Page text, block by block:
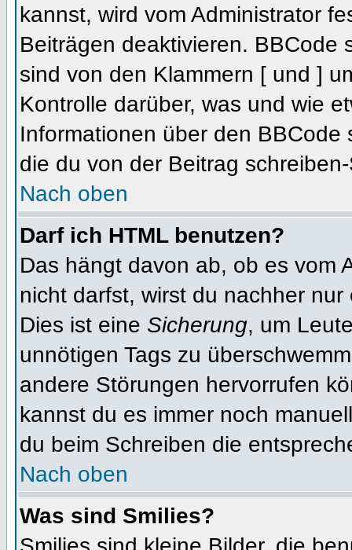
kannst, wird vom Administrator
Beiträgen deaktivieren. BBCode
sind von den Klammern [ und ]
Kontrolle darüber, was und wie
Informationen über den
die du von der Beitrag
Nach oben
Darf ich HTML benutzen?
Das hängt davon ab, ob es vom
nicht darfst, wirst du nachher
Dies ist eine Sicherung, um
unnötigen Tags zu
andere Störungen hervorrufen
kannst du es immer noch
du beim Schreiben die
Nach oben
Was sind Smilies?